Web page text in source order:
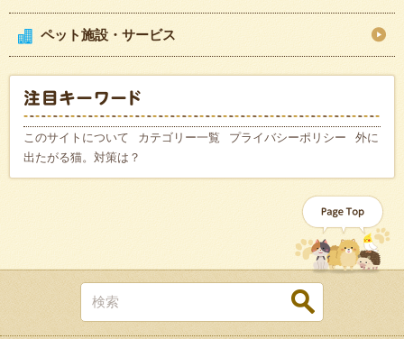
ペット施設・サービス
このサイトについて カテゴリー一覧 プライバシーポリシー
外に
出たがる猫。対策は？